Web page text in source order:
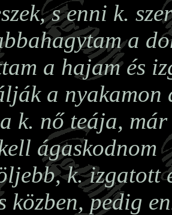
s enni k.
a
a hajam és
a nyakamon
k. nő teája,
ágaskodnom
k. izgatott
közben, pedig